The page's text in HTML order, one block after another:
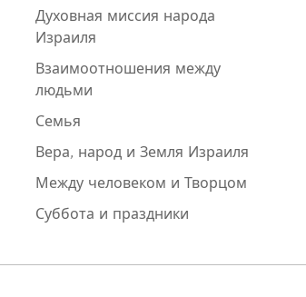
Духовная миссия народа
Израиля
Взаимоотношения между
людьми
Семья
Вера, народ и Земля Израиля
Между человеком и Творцом
Суббота и праздники